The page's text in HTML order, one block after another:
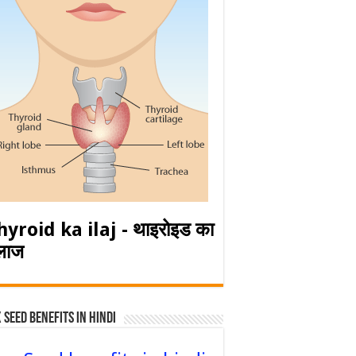
ka ilaj - थाइरोइड का
Seed Benefits in hindi